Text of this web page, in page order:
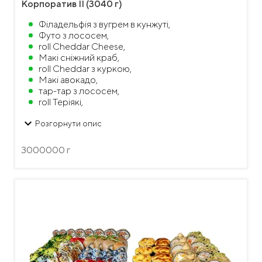
Корпоратив II (3040 г)
Філадельфія з вугрем в кунжуті,
Футо з лососем,
roll Cheddar Cheese,
Макі сніжний краб,
roll Cheddar з куркою,
Макі авокадо,
тар-тар з лососем,
roll Теріякі,
roll Backed Salmon,
Філадельфія з лососем в кунжуті
keyboard_arrow_down Розгорнути опис
3000000 г